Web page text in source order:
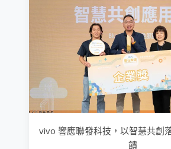
vivo 響應聯發科技，以智慧共創
饋